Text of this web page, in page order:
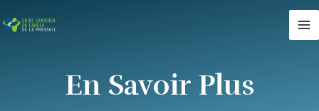
au
En Savoir Plus